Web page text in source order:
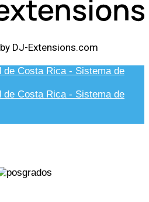
by DJ-Extensions.com